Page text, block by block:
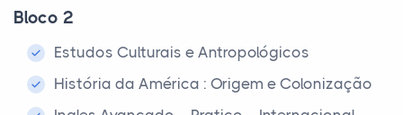
Bloco 2
Estudos Culturais e Antropológicos
História da América : Origem e Colonização